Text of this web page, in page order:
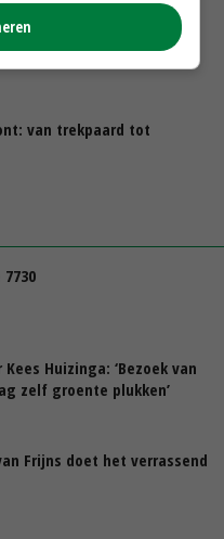
in Herpen
bezoekers
van trekpaard tot
7730
Huizinga: ‘Bezoek van
zelf groente plukken’
Frijns doet het verrassend